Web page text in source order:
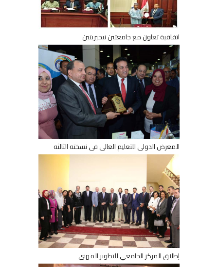
اتفاقية تعاون مع جامعتين نيجيريتين
المعرض الدولى للتعليم العالى فى نسخته الثالثه
إطلاق المركز الجامعي للتطوير المهني